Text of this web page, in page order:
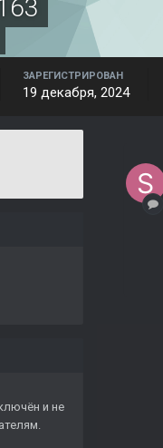
ЗАРЕГИСТРИРОВАН
19 декабря, 2024
и не